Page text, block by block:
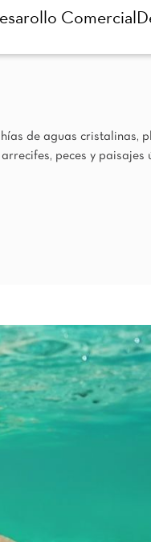
Comercial
de aguas cristalinas,
peces y paisajes